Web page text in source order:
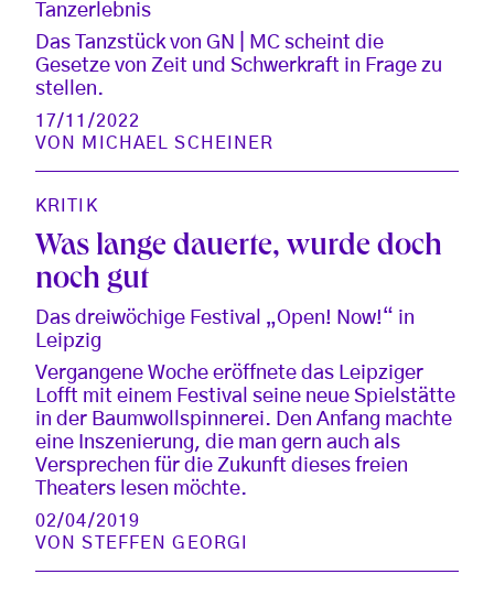
Tanzerlebnis
Das Tanzstück von GN | MC scheint die
Gesetze von Zeit und Schwerkraft in Frage zu
stellen.
17/11/2022
VON MICHAEL SCHEINER
KRITIK
Was lange dauerte, wurde doch
noch gut
Das dreiwöchige Festival „Open! Now!“ in
Leipzig
Vergangene Woche eröffnete das Leipziger
Lofft mit einem Festival seine neue Spielstätte
in der Baumwollspinnerei. Den Anfang machte
eine Inszenierung, die man gern auch als
Versprechen für die Zukunft dieses freien
Theaters lesen möchte.
02/04/2019
VONSTEFFEN GEORGI